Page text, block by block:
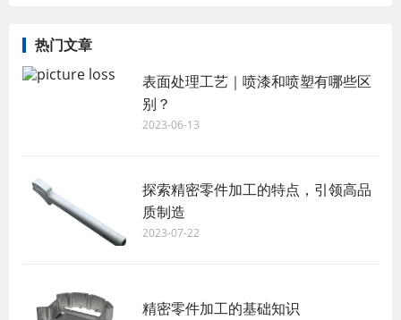
热门文章
表面处理工艺｜喷漆和喷塑有哪些区
别？
2023-06-13
探索精密零件加工的特点，引领高品
质制造
2023-07-22
精密零件加工的基础知识